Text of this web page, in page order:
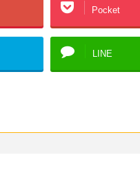
Pocket
LINE